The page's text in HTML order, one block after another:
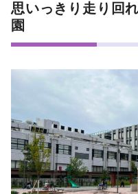
思いっきり走り回
園